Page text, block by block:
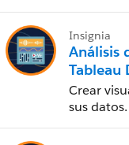
Insignia
Análisis
Tableau
Crear
sus datos.